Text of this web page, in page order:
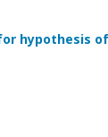
hypothesis